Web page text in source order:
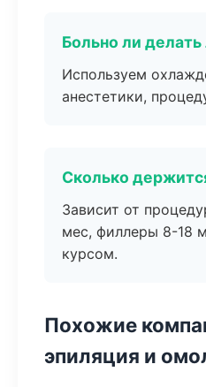
Больно ли делать
Используем
анестетики,
Сколько
Зависит от
мес, филлеры 8-18
курсом.
Похожие
эпиляция и